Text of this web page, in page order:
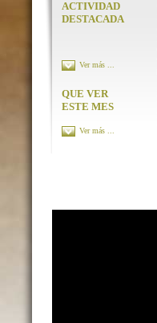
ACTIVIDAD
DESTACADA
Ver más ...
QUE VER
ESTE MES
Ver más ...